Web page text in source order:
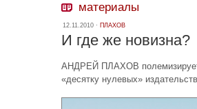
материалы
12.11.2010 · ПЛАХОВ
И где же новизна?
АНДРЕЙ ПЛАХОВ
«десятку нулевых»